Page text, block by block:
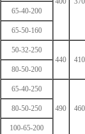
65-40-200
65-50-160
50-32-250
440
410
80-50-200
65-40-250
490 460
80-50-250
100-65-200